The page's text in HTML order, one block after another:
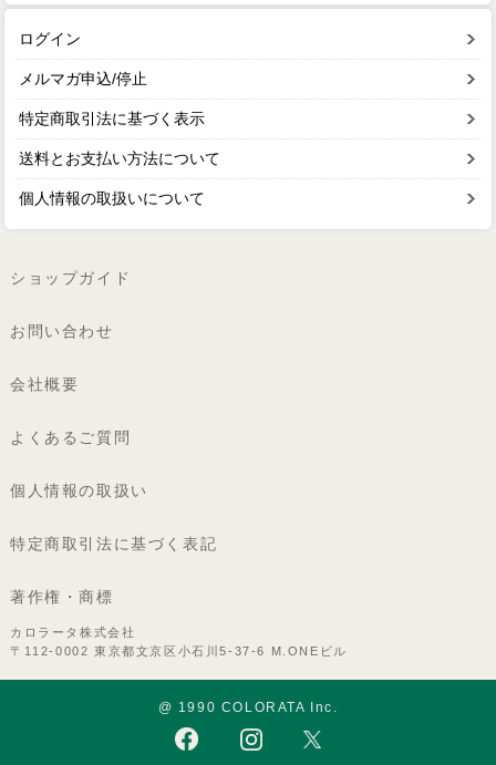
ログイン
メルマガ申込/停止
特定商取引法に基づく表示
送料とお支払い方法について
個人情報の取扱いについて
ショップガイド
お問い合わせ
会社概要
よくあるご質問
個人情報の取扱い
特定商取引法に基づく表記
著作権・商標
カロラータ株式会社
〒112-0002 東京都文京区小石川5-37-6 M.ONEビル
@ 1990 COLORATA Inc.